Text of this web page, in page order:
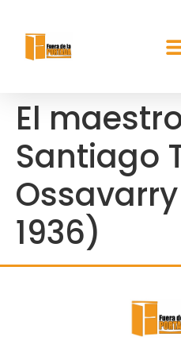
El
Santiago
1936)